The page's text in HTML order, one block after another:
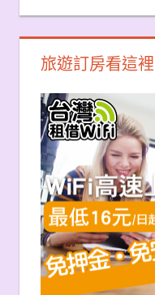
旅遊訂房看這裡